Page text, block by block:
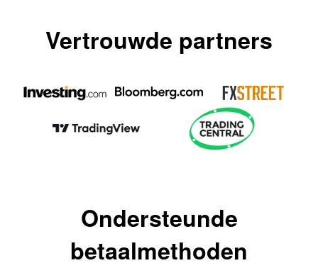
Vertrouwde partners
Ondersteunde
betaalmethoden